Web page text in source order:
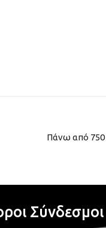
Πάνω από 750
Σύνδεσμοι